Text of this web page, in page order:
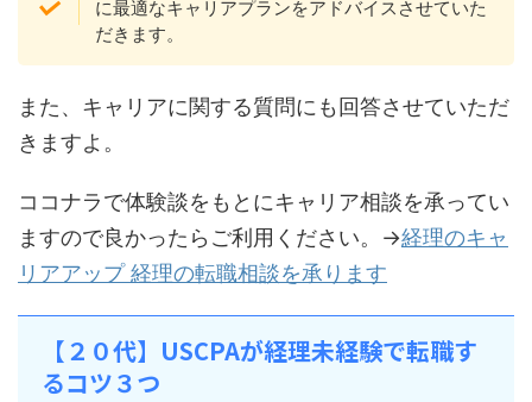
に最適なキャリアプランをアドバイスさせていた
だきます。
また、キャリアに関する質問にも回答させていただ
きますよ。
ココナラで体験談をもとにキャリア相談を承ってい
ますので良かったらご利用ください。→経理のキャ
リアアップ 経理の転職相談を承ります
【２０代】USCPAが経理未経験で転職す
るコツ３つ